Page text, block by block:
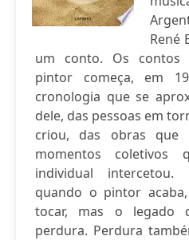
René
um conto. Os contos
pintor começa, em
cronologia que se
dele, das pessoas em
criou, das obras que
momentos
individual intercetou.
quando o pintor
tocar, mas o legado
perdura. Perdura